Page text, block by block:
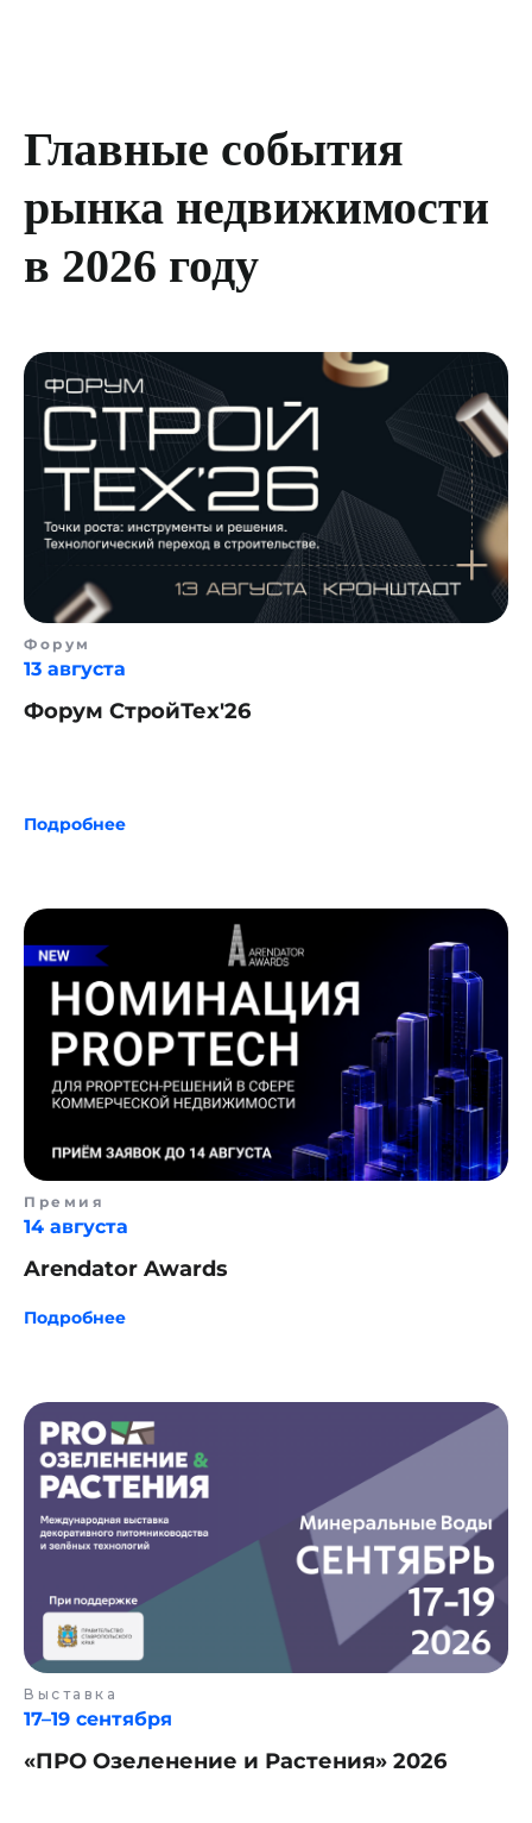
Главные события
рынка недвижимости
в 2026 году
Форум
13 августа
Форум СтройТех'26
Подробнее
Премия
14 августа
Arendator Awards
Подробнее
Выставка
17–19 сентября
«ПРО Озеленение и Растения» 2026